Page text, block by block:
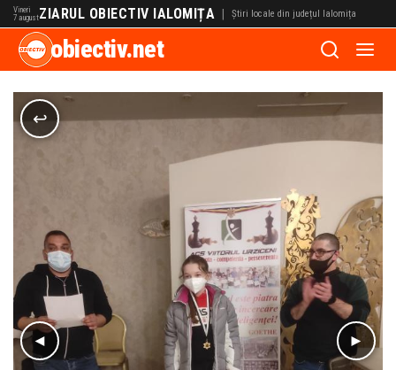
Vineri
7 augustZIARUL OBIECTIV IALOMIȚA | Știri locale din județul Ialomița
obiectiv.net